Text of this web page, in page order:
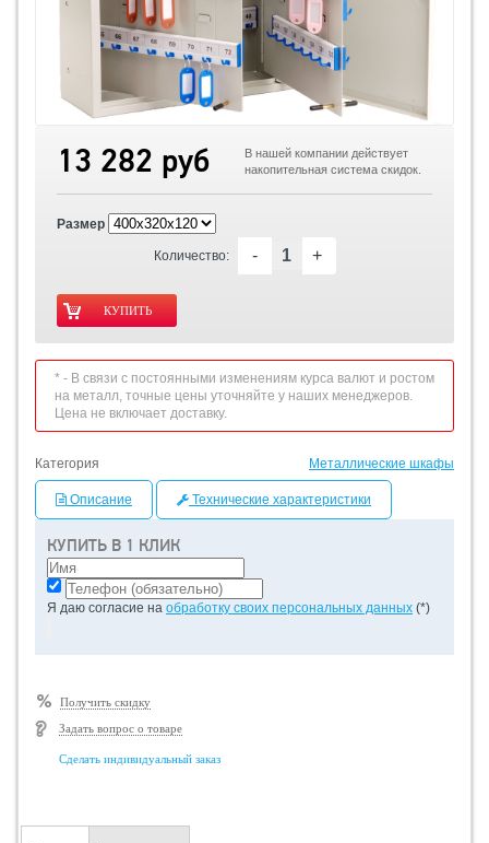
КУПИТЬ В 1 КЛИК
Я даю согласие на обработку своих персональных данных (*)
Получить скидку
Задать вопрос о товаре
Сделать индивидуальный заказ
13 282 руб
В нашей компании действует
накопительная система скидок.
Размер
Количество: - +
* - В связи с постоянными изменениям курса валют и ростом
на металл, точные цены уточняйте у наших менеджеров.
Цена не включает доставку.
Категория Металлические шкафы
Описание Технические характеристики